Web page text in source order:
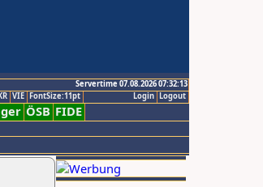
Servertime 07.08.2026 07:32:13
Logout
Login
VIE FontSize:11pt
ÖSB FIDE